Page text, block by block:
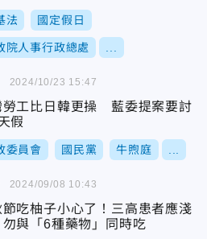
法 國定假日
院人事行政總處
勞工比日韓更操 藍委提案要討
假
委員會 國民黨 牛煦庭
2024/10/23 15:47
節吃柚子小心了！三高患者應淺
與「6種藥物」同時吃
2024/09/08 10:43